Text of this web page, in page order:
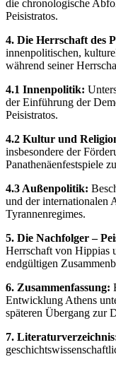
die chronologische
Peisistratos.
4. Die Herrschaft des
innenpolitischen,
während seiner
4.1 Innenpolitik:
der Einführung der
Peisistratos.
4.2 Kultur und
insbesondere der
Panathenäenfestspiele
4.3 Außenpolitik:
und der internationalen
Tyrannenregimes.
5. Die Nachfolger –
Herrschaft von Hippias
endgültigen
6. Zusammenfassung:
Entwicklung Athens
späteren Übergang zur
7.